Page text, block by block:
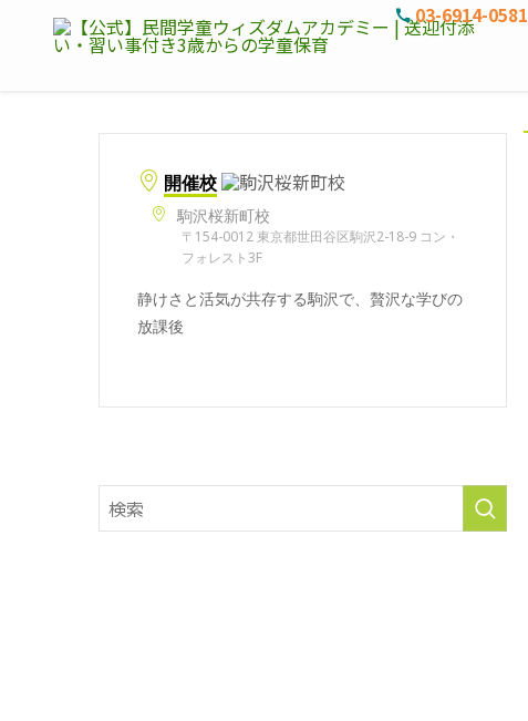
03-6914-0581
開催校
駒沢桜新町校
〒154-0012 東京都世田谷区駒沢2-18-9 コン・
フォレスト3F
静けさと活気が共存する駒沢で、贅沢な学びの
放課後